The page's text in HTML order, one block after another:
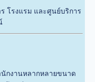
โรงแรม และศูนย์บริการ
กงานหลากหลายขนาด